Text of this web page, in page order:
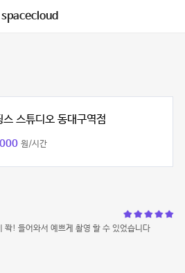
spacecloud
스 스튜디오 동대구역점
원/시간
쫙! 들어와서 예쁘게 촬영 할 수 있었습니다